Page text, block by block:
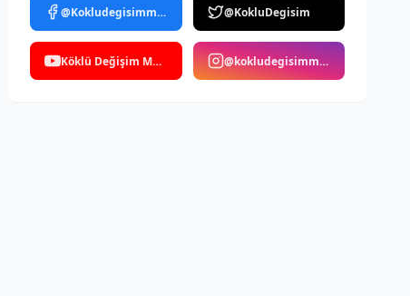
@Kokludegisimmedya @KokluDegisim
Köklü Değişim Medya @kokludegisimmedya